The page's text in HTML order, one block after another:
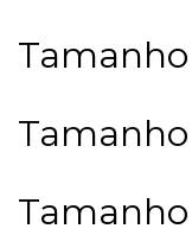
Tamanho